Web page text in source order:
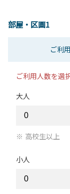
部屋・区画1
ご利
ご利用人数を選
大人
高校生以上
小人